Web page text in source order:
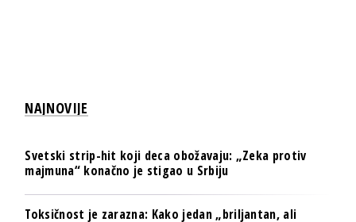
NAJNOVIJE
Svetski strip-hit koji deca obožavaju: „Zeka protiv
majmuna“ konačno je stigao u Srbiju
Toksičnost je zarazna: Kako jedan „briljantan, ali